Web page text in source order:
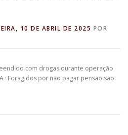
10 DE ABRIL DE 2025 POR
com drogas durante operação
· Foragidos por não pagar pensão são